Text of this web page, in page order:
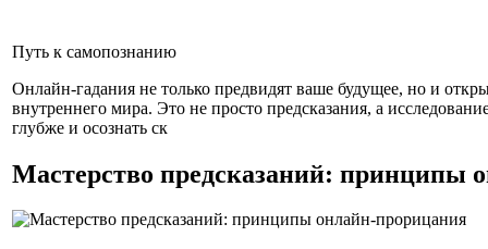
Путь к самопознанию
Онлайн-гадания не только предвидят ваше будущее, но и
внутреннего мира. Это не просто предсказания, а
глубже и осознать ск
Мастерство предсказаний: принципы